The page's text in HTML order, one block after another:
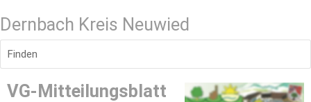
Dernbach Kreis Neuwied
Finden
VG-Mitteilungsblatt